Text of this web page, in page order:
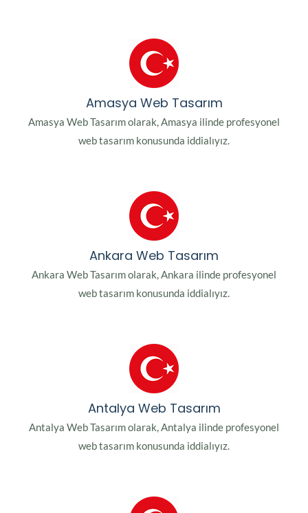
Amasya Web Tasarım
Amasya Web Tasarım olarak, Amasya ilinde profesyonel
web tasarım konusunda iddialıyız.
Ankara Web Tasarım
Ankara Web Tasarım olarak, Ankara ilinde profesyonel
web tasarım konusunda iddialıyız.
Antalya Web Tasarım
Antalya Web Tasarım olarak, Antalya ilinde profesyonel
web tasarım konusunda iddialıyız.